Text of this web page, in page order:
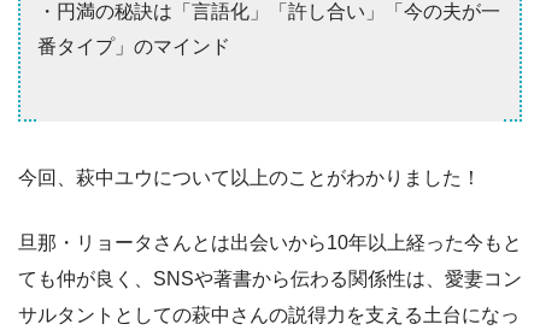
・円満の秘訣は「言語化」「許し合い」「今の夫が一
番タイプ」のマインド
今回、萩中ユウについて以上のことがわかりました！
旦那・リョータさんとは出会いから10年以上経った今もと
ても仲が良く、SNSや著書から伝わる関係性は、愛妻コン
サルタントとしての萩中さんの説得力を支える土台になっ